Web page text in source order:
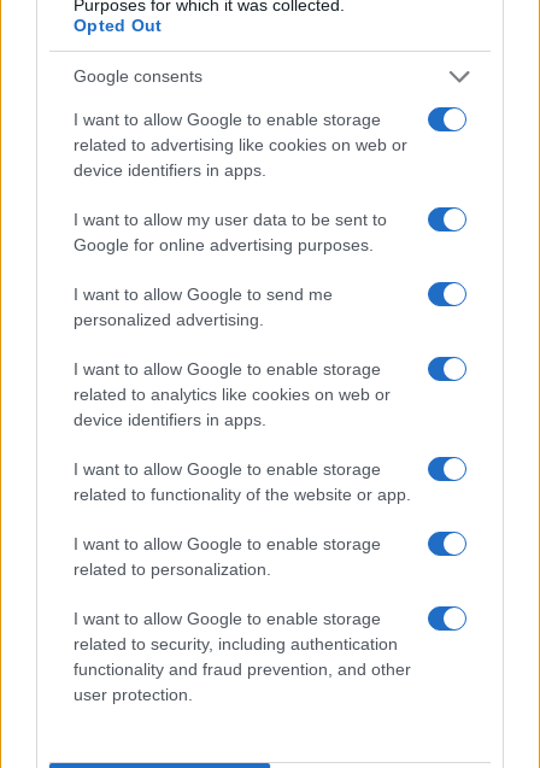
Purposes for which it was collected.
Opted Out
Google consents
I want to allow Google to enable storage
related to advertising like cookies on web or
device identifiers in apps.
I want to allow my user data to be sent to
Google for online advertising purposes.
I want to allow Google to send me
personalized advertising.
I want to allow Google to enable storage
related to analytics like cookies on web or
device identifiers in apps.
I want to allow Google to enable storage
related to functionality of the website or app.
I want to allow Google to enable storage
related to personalization.
I want to allow Google to enable storage
related to security, including authentication
functionality and fraud prevention, and other
user protection.
C’è poiun tema di principio: l’abbonamento è un
contratto, non una proprietà piena ed è dunque
legittimo che preveda condizioni d’uso, comprese
del tifoso — decidere se andare o meno alla
partita — non dovrebbe essere sacrificata
minoranza di speculatori.
Ivan Mazzoletti, 6 agosto 2026